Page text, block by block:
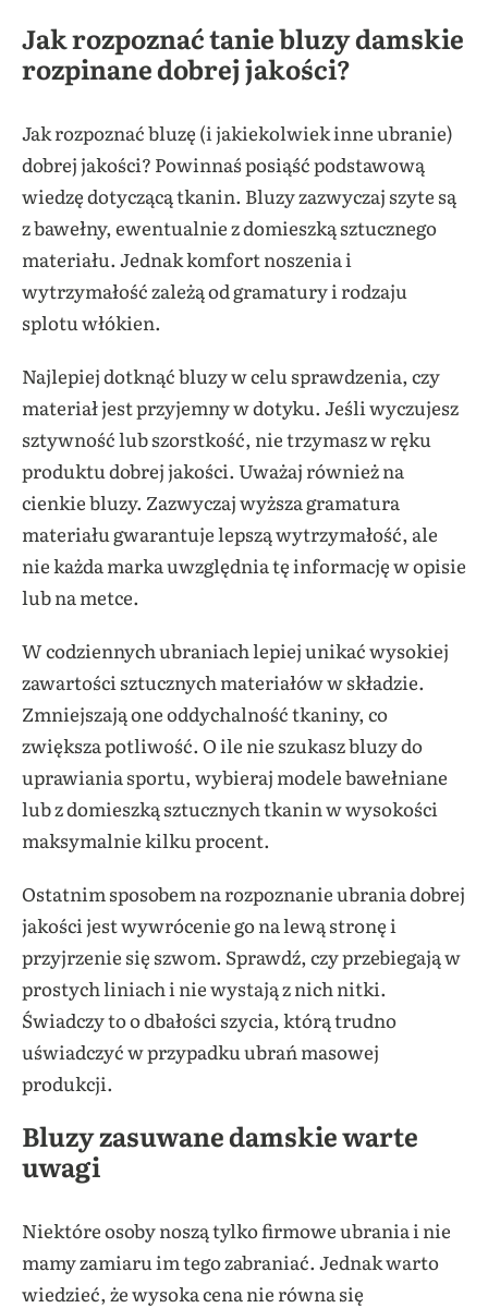
Jak rozpoznać tanie bluzy damskie
rozpinane dobrej jakości?
Jak rozpoznać bluzę (i jakiekolwiek inne ubranie)
dobrej jakości? Powinnaś posiąść podstawową
wiedzę dotyczącą tkanin. Bluzy zazwyczaj szyte są
z bawełny, ewentualnie z domieszką sztucznego
materiału. Jednak komfort noszenia i
wytrzymałość zależą od gramatury i rodzaju
splotu włókien.
Najlepiej dotknąć bluzy w celu sprawdzenia, czy
materiał jest przyjemny w dotyku. Jeśli wyczujesz
sztywność lub szorstkość, nie trzymasz w ręku
produktu dobrej jakości. Uważaj również na
cienkie bluzy. Zazwyczaj wyższa gramatura
materiału gwarantuje lepszą wytrzymałość, ale
nie każda marka uwzględnia tę informację w opisie
lub na metce.
W codziennych ubraniach lepiej unikać wysokiej
zawartości sztucznych materiałów w składzie.
Zmniejszają one oddychalność tkaniny, co
zwiększa potliwość. O ile nie szukasz bluzy do
uprawiania sportu, wybieraj modele bawełniane
lub z domieszką sztucznych tkanin w wysokości
maksymalnie kilku procent.
Ostatnim sposobem na rozpoznanie ubrania dobrej
jakości jest wywrócenie go na lewą stronę i
przyjrzenie się szwom. Sprawdź, czy przebiegają w
prostych liniach i nie wystają z nich nitki.
Świadczy to o dbałości szycia, którą trudno
uświadczyć w przypadku ubrań masowej
produkcji.
Bluzy zasuwane damskie warte
uwagi
Niektóre osoby noszą tylko firmowe ubrania i nie
mamy zamiaru im tego zabraniać. Jednak warto
wiedzieć, że wysoka cena nie równa się